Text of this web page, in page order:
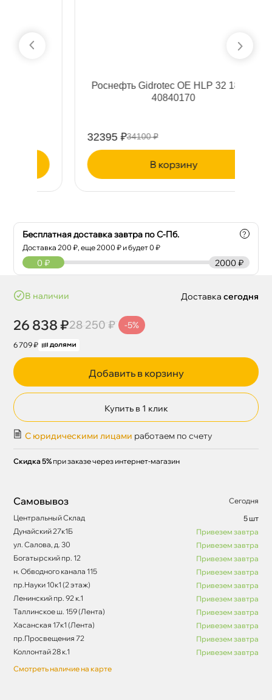
Роснефть Gidrotec ОЕ HLP 32 180 к
40840170
32395 ₽34100 ₽
корзину
Бесплатная доставка завтра по С-Пб.
Доставка200 ₽, еще2000 ₽ и будет 0 ₽
?
2000 ₽
0 ₽
наличии
26 838 ₽28 250 ₽ -5%
6 709 ₽
Доставка сегодня
Добавить в корзину
Купить в 1 клик
С юридическими лицами работаем по счету
Скидка 5% при заказе через интернет-магазин
Самовывоз
Сегодня
Центральный Склад
5 шт
Дунайский 27к1Б
Привезем завтра
ул. Салова, д. 30
Привезем завтра
Богатырский пр. 12
Привезем завтра
н. Обводного канала 115
Привезем завтра
пр.Науки 10к1 (2 этаж)
Привезем завтра
Ленинский пр. 92 к.1
Привезем завтра
Таллинское ш. 159 (Лента)
Привезем завтра
Хасанская 17к1 (Лента)
Привезем завтра
пр.Просвещения 72
Привезем завтра
Коллонтай 28 к.1
Привезем завтра
Смотреть наличие на карте